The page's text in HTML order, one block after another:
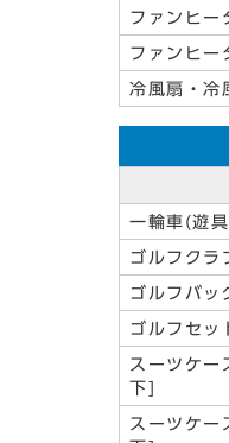
ファンヒ
ファンヒ
冷風扇・
一輪車(遊
ゴルフクラ
ゴルフバッ
ゴルフセッ
スーツケ
下]
スーツケ